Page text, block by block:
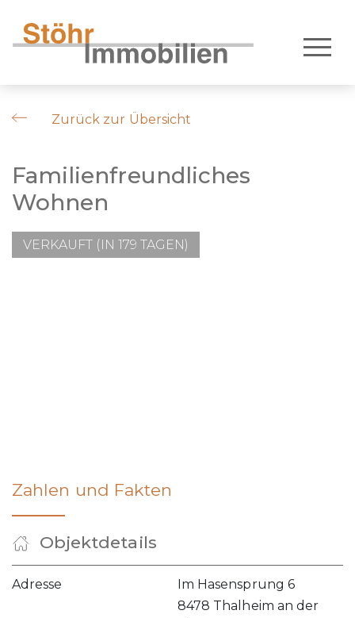
Zurück zur Übersicht
Familienfreundliches
Wohnen
VERKAUFT (IN 179 TAGEN)
Zahlen und Fakten
Objektdetails
Adresse
Im Hasensprung 6
8478 Thalheim an der